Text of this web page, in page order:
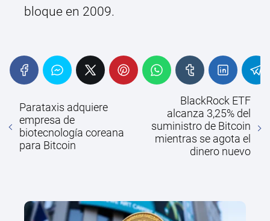
bloque en 2009.
Parataxis adquiere
empresa de
biotecnología coreana
para Bitcoin
BlackRock ETF
alcanza 3,25% del
suministro de Bitcoin
mientras se agota el
dinero nuevo